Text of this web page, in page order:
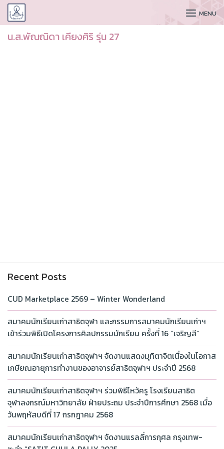
CUDAA MENU
น.ส.พัณณิดา เคียงศิริ รุ่น 27
Recent Posts
CUD Marketplace 2569 – Winter Wonderland
สมาคมนักเรียนเก่าสาธิตจุฬา และกรรมการสมาคมนักเรียนเก่าฯ
เข้าร่วมพิธีเปิดโครงการศิลปกรรมนักเรียน ครั้งที่ 16 “เจริญสี”
สมาคมนักเรียนเก่าสาธิตจุฬาฯ จัดงานแสดงมุทิตาจิตเนื่องในโอกาส
เกษียณอายุการทำงานของอาจารย์สาธิตจุฬาฯ ประจำปี 2568
สมาคมนักเรียนเก่าสาธิตจุฬาฯ ร่วมพิธีไหว้ครู โรงเรียนสาธิต
จุฬาลงกรณ์มหาวิทยาลัย ฝ่ายประถม ประจำปีการศึกษา 2568 เมื่อ
วันพฤหัสบดีที่ 17 กรกฎาคม 2568
สมาคมนักเรียนเก่าสาธิตจุฬาฯ จัดงานแรลลี่การกุศล กรุงเทพ-